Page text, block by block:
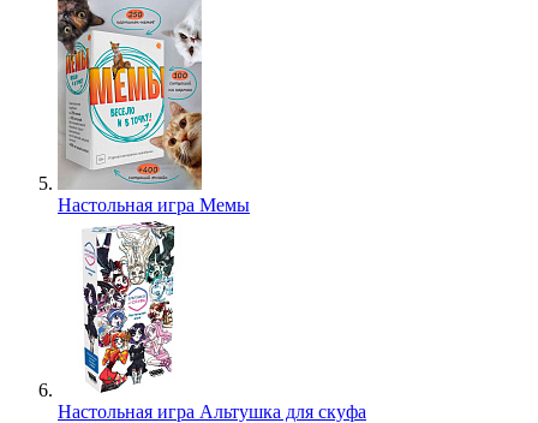
Настольная игра Мемы
Настольная игра Альтушка для скуфа